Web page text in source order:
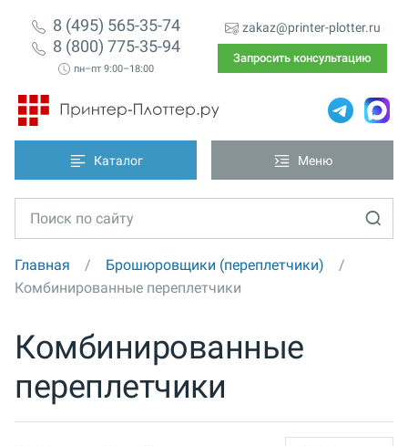
8 (495) 565-35-74
8 (800) 775-35-94
пн–пт 9:00–18:00
zakaz@printer-plotter.ru
Запросить консультацию
Каталог Меню
Главная
Брошюровщики (переплетчики)
Комбинированные переплетчики
Комбинированные
переплетчики